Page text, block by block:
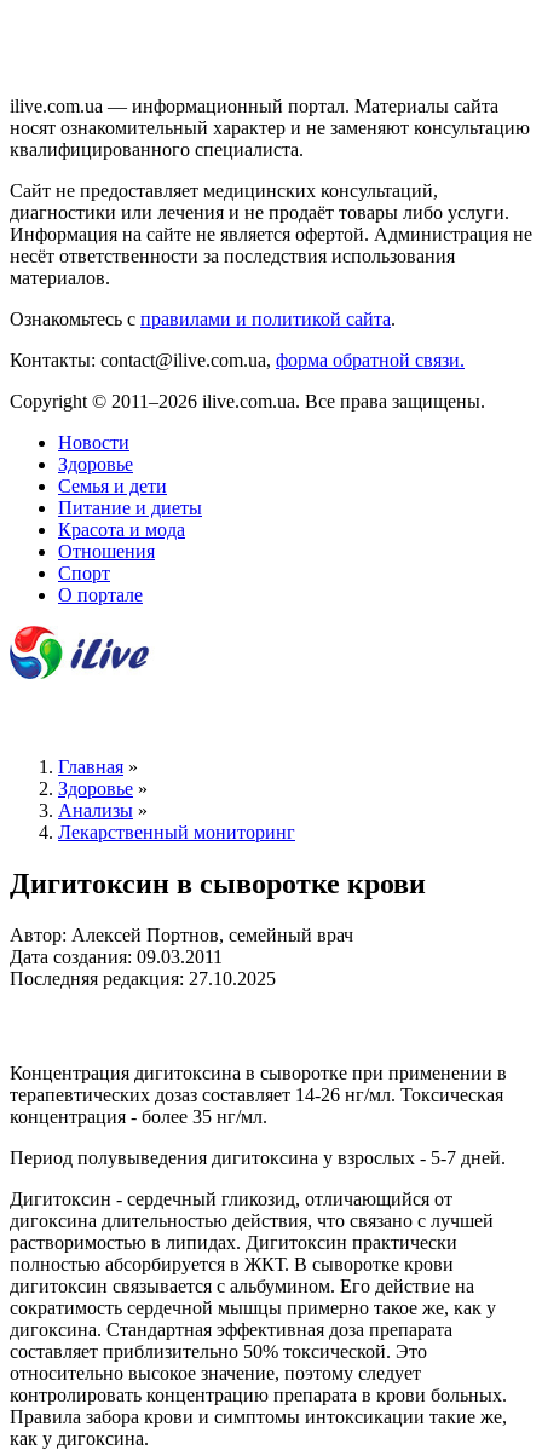
ilive.com.ua — информационный портал. Материалы сайта
носят ознакомительный характер и не заменяют консультацию
квалифицированного специалиста.
Сайт не предоставляет медицинских консультаций,
диагностики или лечения и не продаёт товары либо услуги.
Информация на сайте не является офертой. Администрация не
несёт ответственности за последствия использования
материалов.
Ознакомьтесь с правилами и политикой сайта.
Контакты: contact@ilive.com.ua, форма обратной связи.
Copyright © 2011–2026 ilive.com.ua. Все права защищены.
Новости
Здоровье
Семья и дети
Питание и диеты
Красота и мода
Отношения
Спорт
О портале
Главная »
Здоровье »
Анализы »
Лекарственный мониторинг
Дигитоксин в сыворотке крови
Автор: Алексей Портнов, семейный врач
Дата создания: 09.03.2011
Последняя редакция: 27.10.2025
Концентрация дигитоксина в сыворотке при применении в
терапевтических дозаз составляет 14-26 нг/мл. Токсическая
концентрация - более 35 нг/мл.
Период полувыведения дигитоксина у взрослых - 5-7 дней.
Дигитоксин - сердечный гликозид, отличающийся от
дигоксина длительностью действия, что связано с лучшей
растворимостью в липидах. Дигитоксин практически
полностью абсорбируется в ЖКТ. В сыворотке крови
дигитоксин связывается с альбумином. Его действие на
сократимость сердечной мышцы примерно такое же, как у
дигоксина. Стандартная эффективная доза препарата
составляет приблизительно 50% токсической. Это
относительно высокое значение, поэтому следует
контролировать концентрацию препарата в крови больных.
Правила забора крови и симптомы интоксикации такие же,
как у дигоксина.